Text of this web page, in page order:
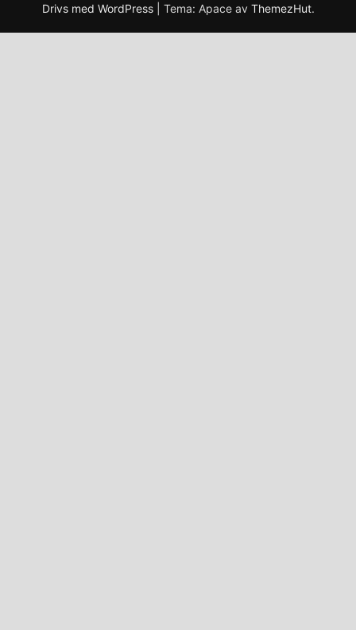
Drivs med WordPress
Tema: Apace av ThemezHut.